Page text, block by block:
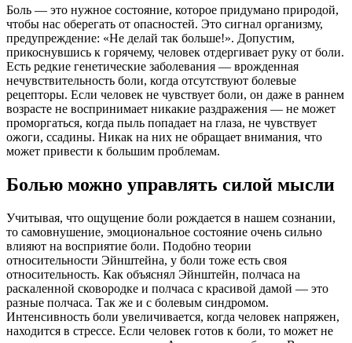
Боль — это нужное состояние, которое придумано природой,
чтобы нас оберегать от опасностей. Это сигнал организму,
предупреждение: «Не делай так больше!». Допустим,
прикоснувшись к горячему, человек отдергивает руку от боли.
Есть редкие генетические заболевания — врожденная
нечувствительность боли, когда отсутствуют болевые
рецепторы. Если человек не чувствует боли, он даже в раннем
возрасте не воспринимает никакие раздражения — не может
проморгаться, когда пыль попадает на глаза, не чувствует
ожоги, ссадины. Никак на них не обращает внимания, что
может привести к большим проблемам.
Болью можно управлять силой мысли
Учитывая, что ощущение боли рождается в нашем сознании,
то самовнушение, эмоциональное состояние очень сильно
влияют на восприятие боли. Подобно теории
относительности Эйнштейна, у боли тоже есть своя
относительность. Как объяснял Эйнштейн, полчаса на
раскаленной сковородке и полчаса с красивой дамой — это
разные полчаса. Так же и с болевым синдромом.
Интенсивность боли увеличивается, когда человек напряжен,
находится в стрессе. Если человек готов к боли, то может не